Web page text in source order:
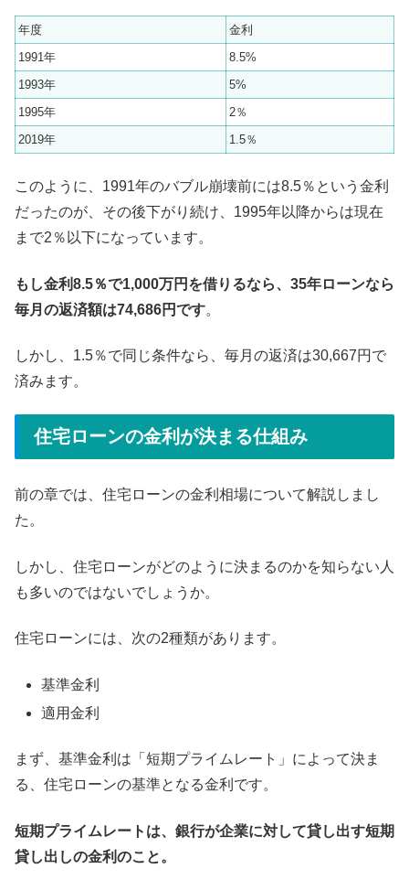
年度
金利
1991年
8.5%
1993年
5%
1995年
2％
2019年
1.5％
このように、1991年のバブル崩壊前には8.5％という金利
だったのが、その後下がり続け、1995年以降からは現在
まで2％以下になっています。
もし金利8.5％で1,000万円を借りるなら、35年ローンなら
毎月の返済額は74,686円です。
しかし、1.5％で同じ条件なら、毎月の返済は30,667円で
済みます。
住宅ローンの金利が決まる仕組み
前の章では、住宅ローンの金利相場について解説しまし
た。
しかし、住宅ローンがどのように決まるのかを知らない人
も多いのではないでしょうか。
住宅ローンには、次の2種類があります。
基準金利
適用金利
まず、基準金利は「短期プライムレート」によって決ま
る、住宅ローンの基準となる金利です。
短期プライムレートは、銀行が企業に対して貸し出す短期
貸し出しの金利のこと。